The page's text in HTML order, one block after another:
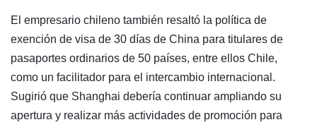
El empresario chileno también resaltó la política de
exención de visa de 30 días de China para titulares de
pasaportes ordinarios de 50 países, entre ellos Chile,
como un facilitador para el intercambio internacional.
Sugirió que Shanghai debería continuar ampliando su
apertura y realizar más actividades de promoción para